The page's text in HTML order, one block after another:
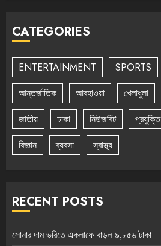
CATEGORIES
ENTERTAINMENT SPORTS
আন্তর্জাতিক
আবহাওয়া খেলাধুলা
জাতীয়
ঢাকা নিউজবিট প্রযুক্তি
বিজ্ঞান
ব্যবসা স্বাস্থ্য
RECENT POSTS
সোনার দাম ভরিতে একলাফে বাড়ল ৯,৮৫৬ টাকা